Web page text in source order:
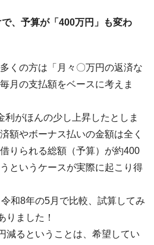
、予算が「400万円」も変わ
くの方は「月々〇万円の返済な
月の支払額をベースに考えま
利がほんの少し上昇したとしま
額やボーナス払いの金額は全く
りられる総額（予算）が約400
というケースが実際に起こり得
和8年の5月で比較、試算してみ
りました！
減るということは、希望してい